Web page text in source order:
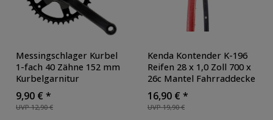
Messingschlager Kurbel
1-fach 40 Zähne 152 mm
Kurbelgarnitur
Tretkurbel
Fahrradkurbel
Kettenradgarnitur
UVP 12,90 €
9,90 € *
Kenda Kontender K-196
Reifen 28 x 1,0 Zoll 700 x
26c Mantel Fahrraddecke
Drahtreifen
Fahrradmantel
Fahrradreifen
UVP 19,90 €
16,90 € *